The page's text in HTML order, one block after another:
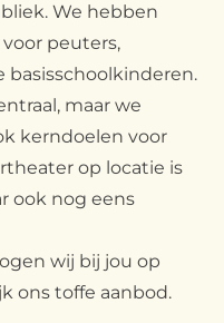
We hebben
peuters,
basisschoolkinderen.
maar we
kerndoelen voor
op locatie is
ook nog eens
wij bij jou op
ons toffe aanbod.